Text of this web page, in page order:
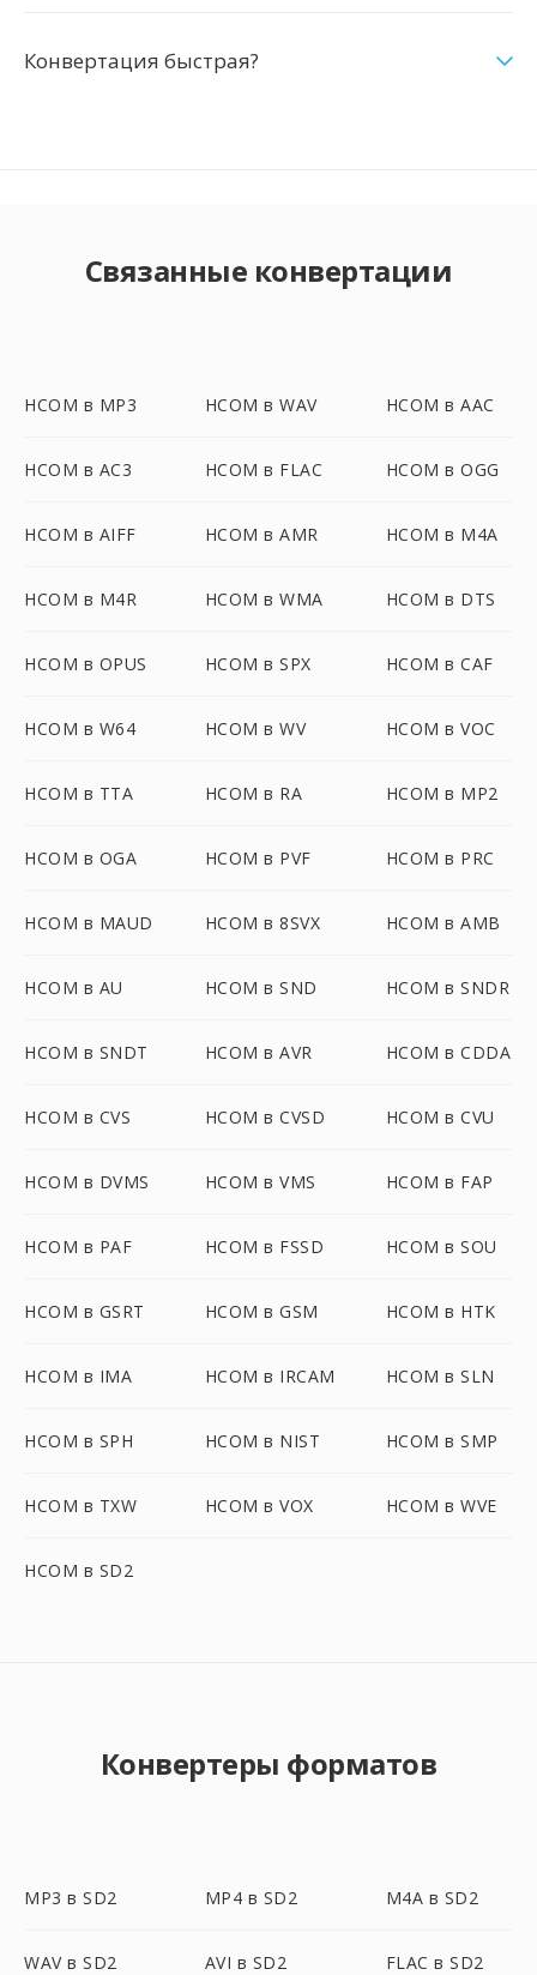
Конвертация быстрая?
Связанные конвертации
HCOM в MP3 HCOM в WAV HCOM в AAC
HCOM в AC3 HCOM в FLAC HCOM в OGG
HCOM в AIFF HCOM в AMR HCOM в M4A
HCOM в M4R HCOM в WMA HCOM в DTS
HCOM в OPUS HCOM в SPX HCOM в CAF
HCOM в W64 HCOM в WV HCOM в VOC
HCOM в TTA HCOM в RA HCOM в MP2
HCOM в OGA HCOM в PVF HCOM в PRC
HCOM в MAUD HCOM в 8SVX HCOM в AMB
HCOM в AU HCOM в SND HCOM в SNDR
HCOM в SNDT HCOM в AVR HCOM в CDDA
HCOM в CVS HCOM в CVSD HCOM в CVU
HCOM в DVMS HCOM в VMS HCOM в FAP
HCOM в PAF HCOM в FSSD HCOM в SOU
HCOM в GSRT HCOM в GSM HCOM в HTK
HCOM в IMA HCOM в IRCAM HCOM в SLN
HCOM в SPH HCOM в NIST HCOM в SMP
HCOM в TXW HCOM в VOX HCOM в WVE
HCOM в SD2
Конвертеры форматов
MP3 в SD2 MP4 в SD2 M4A в SD2
WAV в SD2 AVI в SD2 FLAC в SD2